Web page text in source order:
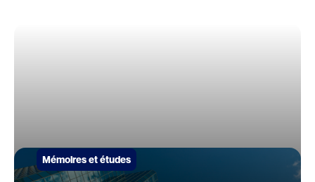
Mémoires et études